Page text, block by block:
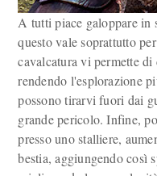
A tutti piace galoppare in
questo vale soprattutto
cavalcatura vi permette
rendendo l'esplorazione
possono tirarvi fuori dai
grande pericolo. Infine,
presso uno stalliere,
bestia, aggiungendo così